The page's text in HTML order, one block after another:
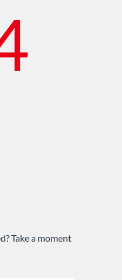
Take a moment